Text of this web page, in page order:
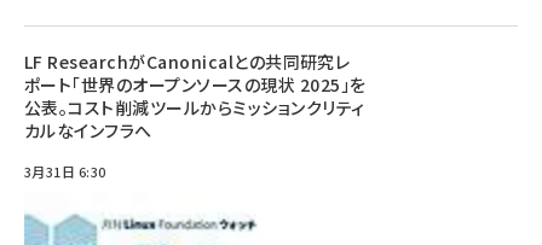
LF ResearchがCanonicalとの共同研究レ
ポート「世界のオープンソースの現状 2025」を
公表。コスト削減ツールからミッションクリティ
カルなインフラへ
3月31日 6:30